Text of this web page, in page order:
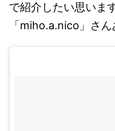
で紹介したい思います
「miho.a.nico」さん